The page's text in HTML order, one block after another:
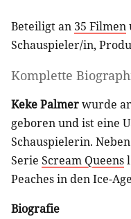
Beteiligt an 35 Filmen
Schauspieler/in,
Komplette
Keke Palmerwurde
geboren und ist eine
Schauspielerin.
Serie Scream Queens
Peaches in den Ice-
Biografie